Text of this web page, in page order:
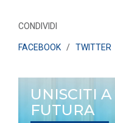
CONDIVIDI
FACEBOOK / TWITTER
UNISCITI
FUTURA